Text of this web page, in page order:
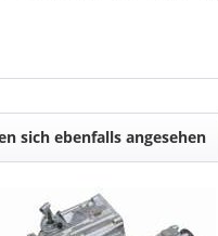
sich ebenfalls angesehen